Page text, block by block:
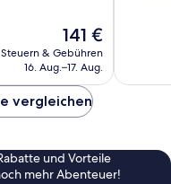
Der
Preis
beträgt
141 €
& Gebühren
16. Aug.–17. Aug.
vergleichen
und Vorteile
mehr Abenteuer!